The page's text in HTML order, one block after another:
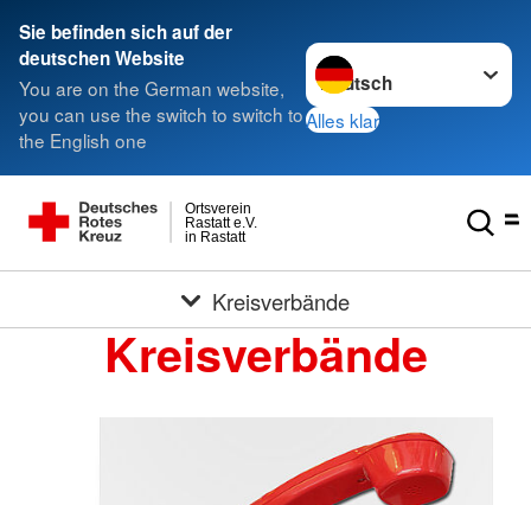
Sie befinden sich auf der
deutschen Website
You are on the German website,
you can use the switch to switch to
the English one
Sprache wechseln zu
Alles klar
in Rastatt
Rastatt e.V.
Ortsverein
Kreisverbände
Kreisverbände